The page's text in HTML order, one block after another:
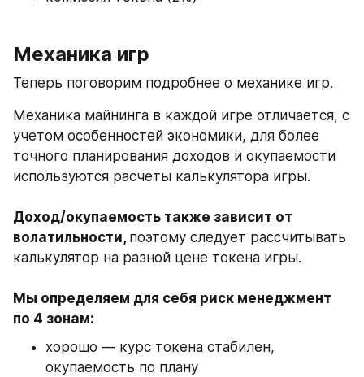
Механика игр
Теперь поговорим подробнее о механике игр.
Механика майнинга в каждой игре отличается, с
учетом особенностей экономики, для более
точного планирования доходов и окупаемости
используются расчеты калькулятора игры.
Доход/окупаемость также зависит от
волатильности, поэтому следует рассчитывать
калькулятор на разной цене токена игры.
Мы определяем для себя риск менеджмент
по 4 зонам:
хорошо — курс токена стабилен,
окупаемость по плану